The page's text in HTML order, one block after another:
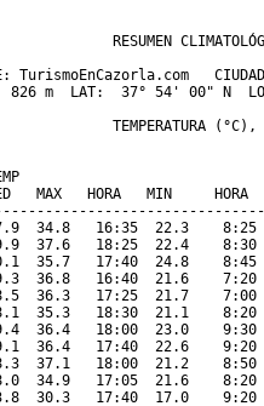
RESUMEN
TurismoEnCazorla.com
826 m  LAT:  37° 54' 00" N
TEMPERATURA
MAX   HORA   MIN
34.8   16:35  22.3
37.6   18:25  22.4
35.7   17:40  24.8
36.8   16:40  21.6
36.3   17:25  21.7
35.3   18:30  21.1
36.4   18:00  23.0
36.4   17:40  22.6
37.1   18:00  21.2
34.9   17:05  21.6
30.3   17:40  17.0